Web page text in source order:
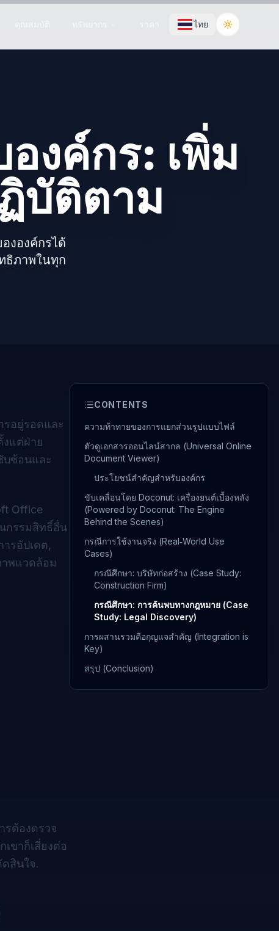
ไทย Toggle
งค์กร: เพิ่ม
บัติตาม
งองค์กรได้
ธิภาพในทุก
รอยู่รอดและ
แต่ฝ่าย
บซ้อนและ
Office
กรรมสิทธิ์อื่น
รอัปเดต,
าพแวดล้อม
รต้องตรวจ
ขาก็เสี่ยงต่อ
สินใจ.
CONTENTS
ความท้าทายของการแยกส่วนรูปแบบไฟล์
ตัวดูเอกสารออนไลน์สากล (Universal Online
Document Viewer)
ประโยชน์สำคัญสำหรับองค์กร
ขับเคลื่อนโดย Doconut: เครื่องยนต์เบื้องหลัง
(Powered by Doconut: The Engine
Behind the Scenes)
กรณีการใช้งานจริง (Real‑World Use
Cases)
กรณีศึกษา: บริษัทก่อสร้าง (Case Study:
Construction Firm)
กรณีศึกษา: การค้นพบทางกฎหมาย (Case
Study: Legal Discovery)
การผสานรวมคือกุญแจสำคัญ (Integration is
Key)
สรุป (Conclusion)